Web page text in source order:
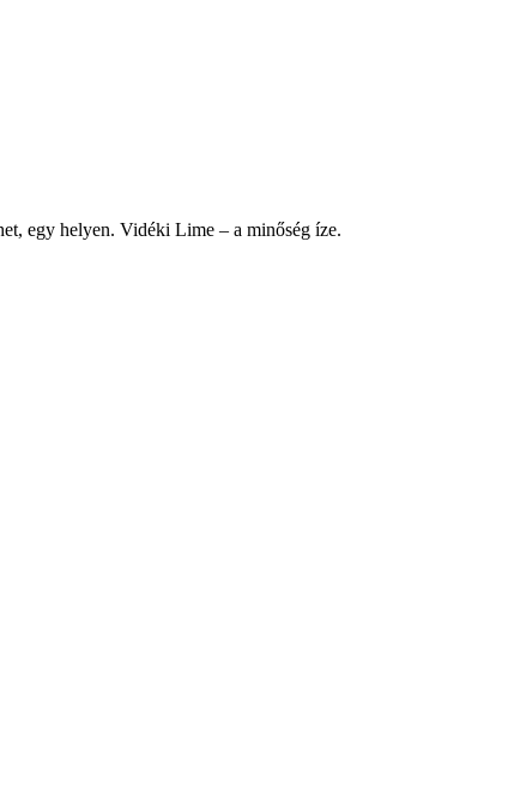
egy helyen. Vidéki Lime – a minőség íze.